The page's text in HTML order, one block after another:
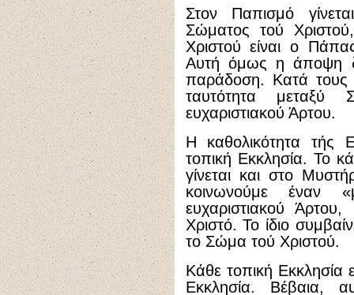
Στον Παπισμό
Σώματος τού
Χριστού είναι ο
Αυτή όμως η άποψη
παράδοση. Κατά τους
ταυτότητα μεταξύ
ευχαριστιακού Άρτου.
Η καθολικότητα τής
τοπική Εκκλησία. Το
γίνεται και στο
κοινωνούμε έναν
ευχαριστιακού
Χριστό. Το ίδιο
το Σώμα τού Χριστού.
Κάθε τοπική Εκκλησία
Εκκλησία. Βέβαια,